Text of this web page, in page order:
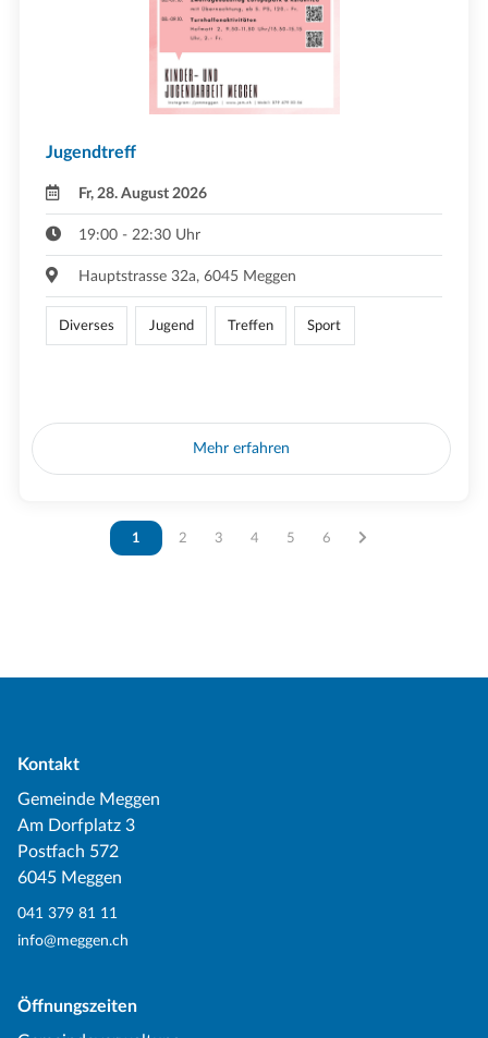
Jugendtreff
Fr, 28. August 2026
19:00 - 22:30 Uhr
Hauptstrasse 32a, 6045 Meggen
Diverses Jugend Treffen Sport
Mehr erfahren
Vous êtes sur la page
1 Vous êtes sur la page
2 Vous êtes sur la page
3 Vous êtes sur la page
4 Vous êtes sur la page
5 Vous êtes sur la page
6
Kontakt
Gemeinde Meggen
Am Dorfplatz 3
Postfach 572
6045 Meggen
041 379 81 11
info@meggen.ch
Öffnungszeiten